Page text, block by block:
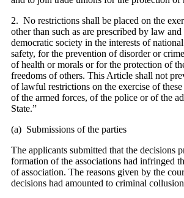
2. No restrictions shall be placed on the
other than such as are prescribed by law and
democratic society in the interests of
safety, for the prevention of disorder or
of health or morals or for the protection of
freedoms of others. This Article shall not
of lawful restrictions on the exercise of
of the armed forces, of the police or of the
State.”
(a) Submissions of the parties
The applicants submitted that the decisions
formation of the associations had infringed
of association. The reasons given by the
decisions had amounted to criminal